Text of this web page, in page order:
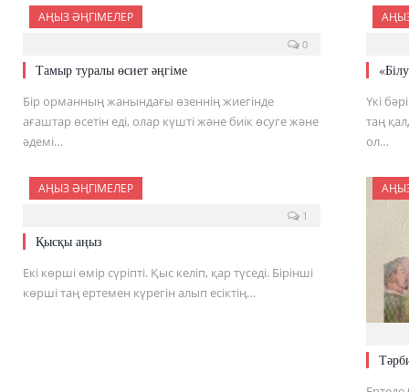
АҢЫЗ ӘҢГІМЕЛЕР
0
Тамыр туралы өсиет әңгіме
Бір орманның жанындағы өзеннің жиегінде
ағаштар өсетін еді, олар күшті және биік өсуге және
әдемі…
Үкі
таң
ол…
АҢЫЗ ӘҢГІМЕЛЕР
1
Қысқы аңыз
Екі көрші өмір сүріпті. Қыс келіп, қар түседі. Бірінші
көрші таң ертемен күрегін алып есіктің…